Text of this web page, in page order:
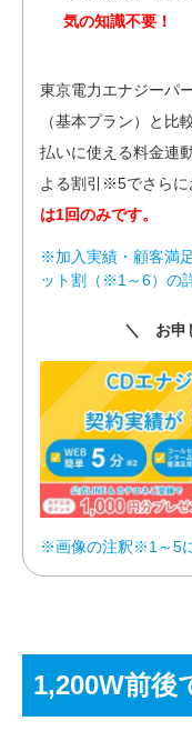
気の知識不要！
東京電力エナジーパ
（基本プラン）と比
払いに使える料金連
よる割引※5でさらに
は1回のみです。
※加入実績・顧客満
ット割（※1～6）の
＼ お申
※画像の注釈※1～5
1,200W前後